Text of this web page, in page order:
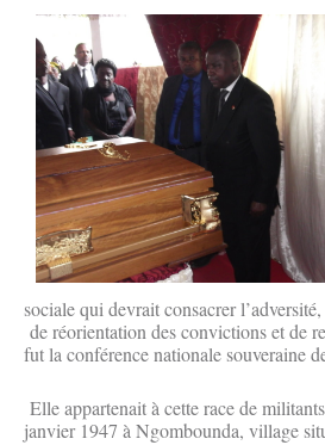
sociale qui devrait consacrer
de réorientation des convictions et de
fut la conférence nationale souveraine
Elle appartenait à cette race de
janvier 1947 à Ngombounda, village